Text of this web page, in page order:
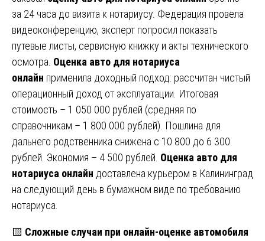
за 24 часа до визита к нотариусу. Федерация провела
видеоконференцию, эксперт попросил показать
путевые листы, сервисную книжку и акты технического
осмотра. Оценка авто для нотариуса
онлайн применила доходный подход: рассчитан чистый
операционный доход от эксплуатации. Итоговая
стоимость – 1 050 000 рублей (средняя по
справочникам – 1 800 000 рублей). Пошлина для
дальнего родственника снижена с 10 800 до 6 300
рублей. Экономия – 4 500 рублей. Оценка авто для
нотариуса онлайн доставлена курьером в Калининград
на следующий день в бумажном виде по требованию
нотариуса.
🟨 Сложные случаи при онлайн-оценке автомобиля